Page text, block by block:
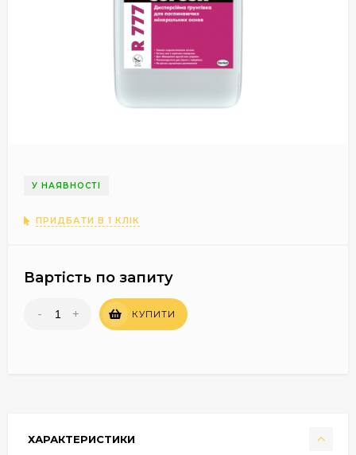
У НАЯВНОСТІ
ПРИДБАТИ В 1 КЛІК
Вартість по запиту
- + КУПИТИ
ХАРАКТЕРИСТИКИ